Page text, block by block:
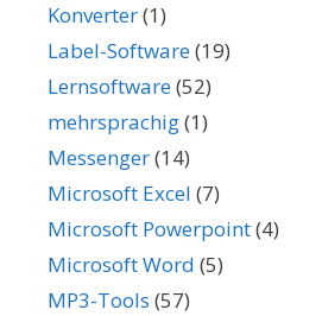
Konverter(1)
Label-Software(19)
Lernsoftware(52)
mehrsprachig(1)
Messenger(14)
Microsoft Excel (7)
Microsoft Powerpoint(4)
Microsoft Word (5)
MP3-Tools (57)